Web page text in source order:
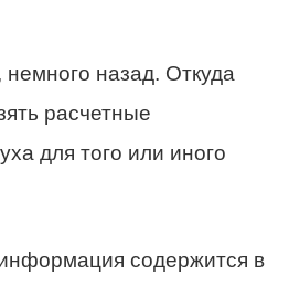
назад. Откуда
расчетные
для того или иного
содержится в